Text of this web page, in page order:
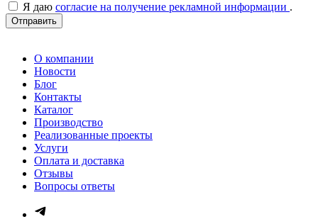
Я даю согласие на получение рекламной информации .
Отправить
О компании
Новости
Блог
Контакты
Каталог
Производство
Реализованные проекты
Услуги
Оплата и доставка
Отзывы
Вопросы ответы